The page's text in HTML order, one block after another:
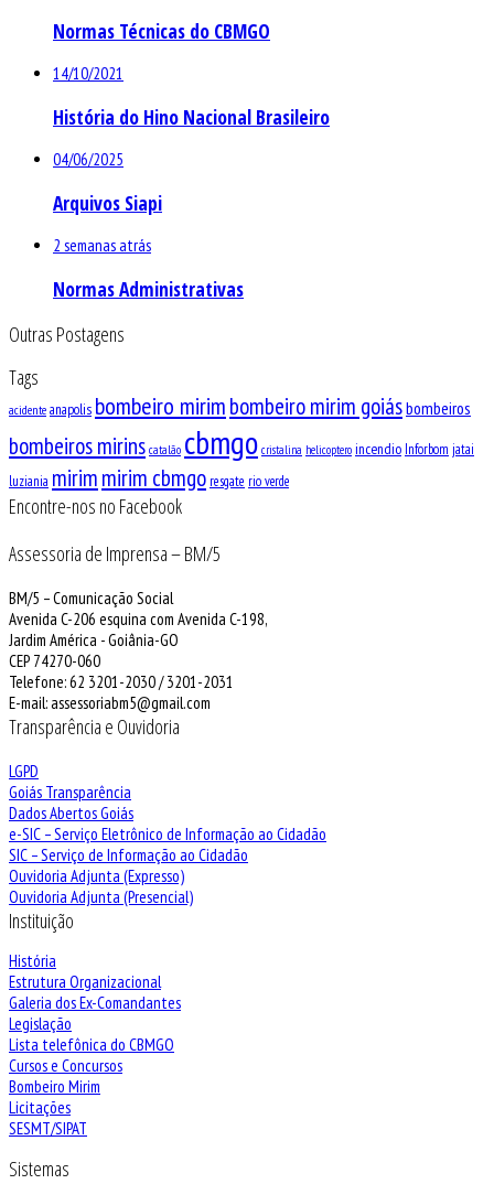
Normas Técnicas do CBMGO
14/10/2021
História do Hino Nacional Brasileiro
04/06/2025
Arquivos Siapi
2 semanas atrás
Normas Administrativas
Outras Postagens
Tags
acidente anapolis bombeiro mirimbombeiro mirim goiásbombeiros
bombeiros mirins catalão cbmgo cristalina helicoptero incendio Inforbom jatai
luziania mirimmirim cbmgo resgate rio verde
Encontre-nos no Facebook
Assessoria de Imprensa – BM/5
BM/5 – Comunicação Social
Avenida C-206 esquina com Avenida C-198,
Jardim América - Goiânia-GO
CEP 74270-060
Telefone: 62 3201-2030 / 3201-2031
E-mail: assessoriabm5@gmail.com
Transparência e Ouvidoria
LGPD
Goiás Transparência
Dados Abertos Goiás
e-SIC – Serviço Eletrônico de Informação ao Cidadão
SIC – Serviço de Informação ao Cidadão
Ouvidoria Adjunta (Expresso)
Ouvidoria Adjunta (Presencial)
Instituição
História
Estrutura Organizacional
Galeria dos Ex-Comandantes
Legislação
Lista telefônica do CBMGO
Cursos e Concursos
Bombeiro Mirim
Licitações
SESMT/SIPAT
Sistemas